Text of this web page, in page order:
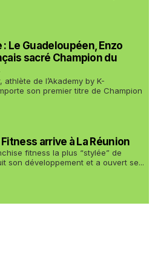
Le Guadeloupéen, Enzo
sacré Champion du
athlète de l’Akademy by K-
son premier titre de Champion
arrive à La Réunion
fitness la plus “stylée” de
son développement et a ouvert se...